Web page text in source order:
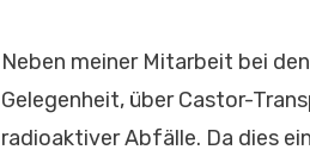
Neben meiner Mitarbeit bei
Gelegenheit, über Castor-
radioaktiver Abfälle. Da dies